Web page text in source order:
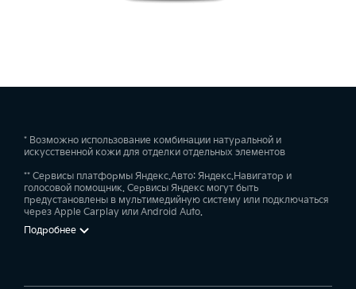
* Возможно использование комбинации натуральной и
искусственной кожи для отделки отдельных элементов
** Сервисы платформы Яндекс.Авто: Яндекс.Навигатор и
голосовой помощник. Сервисы Яндекс могут быть
предустановлены в мультимедийную систему или подключаться
через Apple Carplay или Android Auto.
Подробнее